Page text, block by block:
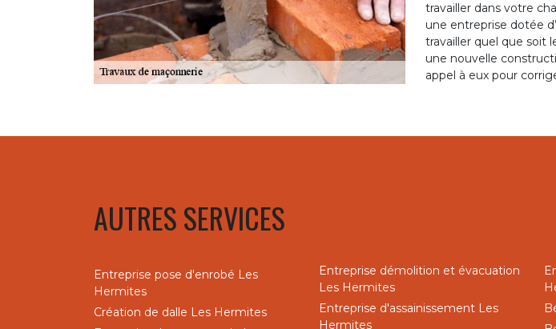
travailler dans votre
une entreprise dotée
travailler quel que soit
une nouvelle
appel à eux pour
AUTRES SERVICES
Entreprise pose d'enrobé Les
Hermites
Création de dalle Les Hermites
Entreprise démolition et évacuation
Les Hermites
Entreprise d'assainissement Les
Hermites